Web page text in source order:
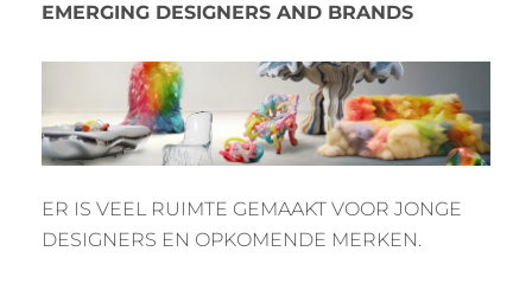
EMERGING DESIGNERS AND BRANDS
ER IS VEEL RUIMTE GEMAAKT VOOR JONGE
DESIGNERS EN OPKOMENDE MERKEN.